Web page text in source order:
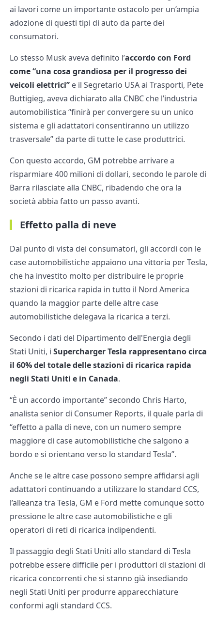
ai lavori come un importante ostacolo per un’ampia
adozione di questi tipi di auto da parte dei
consumatori.
Lo stesso Musk aveva definito l’accordo con Ford
come “una cosa grandiosa per il progresso dei
veicoli elettrici” e il Segretario USA ai Trasporti, Pete
Buttigieg, aveva dichiarato alla CNBC che l’industria
automobilistica “finirà per convergere su un unico
sistema e gli adattatori consentiranno un utilizzo
trasversale” da parte di tutte le case produttrici.
Con questo accordo, GM potrebbe arrivare a
risparmiare 400 milioni di dollari, secondo le parole di
Barra rilasciate alla CNBC, ribadendo che ora la
società abbia fatto un passo avanti.
Effetto palla di neve
Dal punto di vista dei consumatori, gli accordi con le
case automobilistiche appaiono una vittoria per Tesla,
che ha investito molto per distribuire le proprie
stazioni di ricarica rapida in tutto il Nord America
quando la maggior parte delle altre case
automobilistiche delegava la ricarica a terzi.
Secondo i dati del Dipartimento dell'Energia degli
Stati Uniti, i Supercharger Tesla rappresentano circa
il 60% del totale delle stazioni di ricarica rapida
negli Stati Uniti e in Canada.
“È un accordo importante” secondo Chris Harto,
analista senior di Consumer Reports, il quale parla di
“effetto a palla di neve, con un numero sempre
maggiore di case automobilistiche che salgono a
bordo e si orientano verso lo standard Tesla”.
Anche se le altre case possono sempre affidarsi agli
adattatori continuando a utilizzare lo standard CCS,
l’alleanza tra Tesla, GM e Ford mette comunque sotto
pressione le altre case automobilistiche e gli
operatori di reti di ricarica indipendenti.
Il passaggio degli Stati Uniti allo standard di Tesla
potrebbe essere difficile per i produttori di stazioni di
ricarica concorrenti che si stanno già insediando
negli Stati Uniti per produrre apparecchiature
conformi agli standard CCS.